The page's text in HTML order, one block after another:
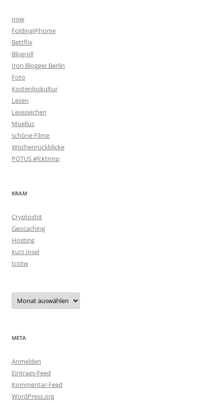
now
Folding@home
Bettflix
Blogroll
Iron Blogger Berlin
Foto
Kostenloskultur
Lesen
Lesezeichen
Moellus
schöne Filme
Wochenrückblicke
POTUS #fcktrmp
KRAM
Cryptoshit
Geocaching
Hosting
kurz Insel
tcotw
Archiv
META
Anmelden
Eintrags-Feed
Kommentar-Feed
WordPress.org